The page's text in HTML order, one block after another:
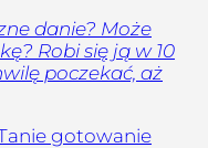
danie? Może
Robi się ją w 10
poczekać, aż
gotowanie